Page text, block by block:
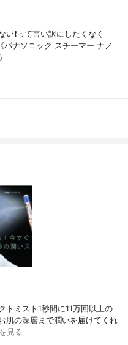
❗️って言い訳にしたくなく
パナソニック スチーマー ナノ
トミスト1秒間に11万回以上の
肌の深層まで潤いを届けてくれ
見る